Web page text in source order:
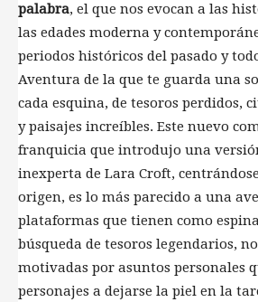
palabra, el que nos evocan a las
las edades moderna y
periodos históricos del pasado y
Aventura de la que te guarda una
cada esquina, de tesoros perdidos,
y paisajes increíbles. Este nuevo
franquicia que introdujo una
inexperta de Lara Croft,
origen, es lo más parecido a una
plataformas que tienen como
búsqueda de tesoros legendarios,
motivadas por asuntos personales
personajes a dejarse la piel en la